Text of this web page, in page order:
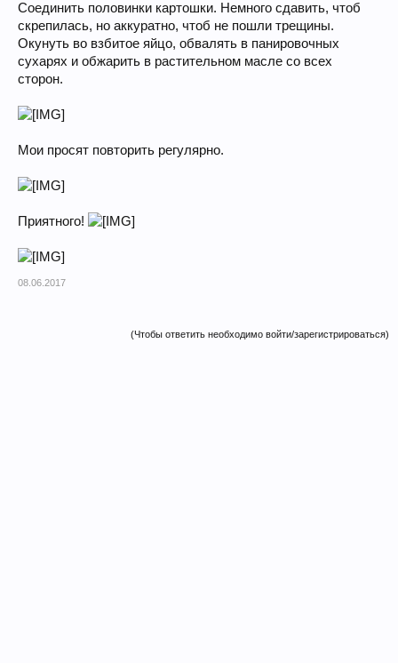
Соединить половинки картошки. Немного сдавить, чтоб
скрепилась, но аккуратно, чтоб не пошли трещины.
Окунуть во взбитое яйцо, обвалять в панировочных
сухарях и обжарить в растительном масле со всех
сторон.
Мои просят повторить регулярно.
Приятного!
08.06.2017
(Чтобы ответить необходимо войти/зарегистрироваться)